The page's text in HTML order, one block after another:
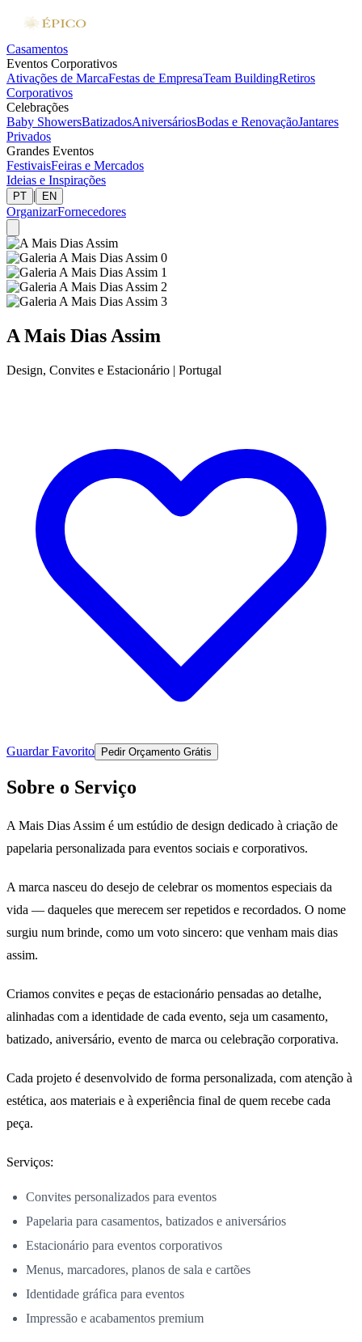
Casamentos
Eventos Corporativos
Ativações de MarcaFestas de EmpresaTeam BuildingRetiros
Corporativos
Celebrações
Baby ShowersBatizadosAniversáriosBodas e RenovaçãoJantares
Privados
Grandes Eventos
FestivaisFeiras e Mercados
Ideias e Inspirações
PT | EN
OrganizarFornecedores
A Mais Dias Assim
Design, Convites e Estacionário | Portugal
Guardar Favorito Pedir Orçamento Grátis
Sobre o Serviço
A Mais Dias Assim é um estúdio de design dedicado à criação de
papelaria personalizada para eventos sociais e corporativos.
A marca nasceu do desejo de celebrar os momentos especiais da
vida — daqueles que merecem ser repetidos e recordados. O nome
surgiu num brinde, como um voto sincero: que venham mais dias
assim.
Criamos convites e peças de estacionário pensadas ao detalhe,
alinhadas com a identidade de cada evento, seja um casamento,
batizado, aniversário, evento de marca ou celebração corporativa.
Cada projeto é desenvolvido de forma personalizada, com atenção à
estética, aos materiais e à experiência final de quem recebe cada
peça.
Serviços:
Convites personalizados para eventos
Papelaria para casamentos, batizados e aniversários
Estacionário para eventos corporativos
Menus, marcadores, planos de sala e cartões
Identidade gráfica para eventos
Impressão e acabamentos premium